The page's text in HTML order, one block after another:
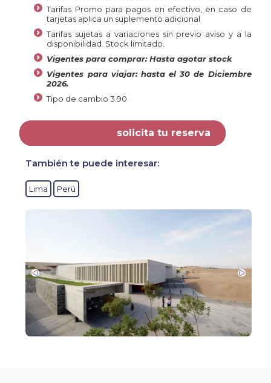
Tarifas Promo para pagos en efectivo, en caso de
tarjetas aplica un suplemento adicional
Tarifas sujetas a variaciones sin previo aviso y a la
disponibilidad. Stock limitado.
Vigentes para comprar: Hasta agotar stock
Vigentes para viajar: hasta el 30 de Diciembre
2026.
Tipo de cambio 3.90
solicita tu reserva
También te puede interesar:
Lima Perú